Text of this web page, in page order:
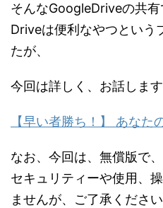
そんなGoogleDriveの共
Driveは便利なやつという
たが、
今回は詳しく、お話します
【早い者勝ち！】 あなた
なお、今回は、無償版で
セキュリティーや使用、
ませんが、ご了承ください